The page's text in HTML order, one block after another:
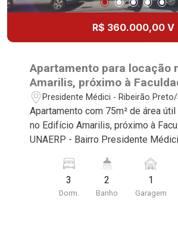
R$ 360.000,00 V
Apartamento para locação
Amarilis, próximo à
- Ribeirão Preto/SP.
Presidente Médici - Ribeirão Preto/
Apartamento com 75m² de área
no Edifício Amarilis, próximo à
UNAERP - Bairro Presidente
imóvel que a Martinelli Imobiliária
para você: - 75m² de área útil - 3 dormitórios com
armários - Banheiro social - Sala 2
3
Dorm.
2
Banho
1
Garagem